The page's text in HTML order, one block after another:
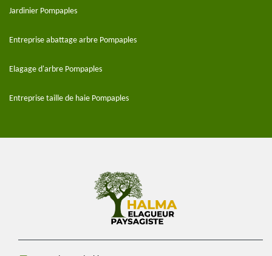
Jardinier Pompaples
Entreprise abattage arbre Pompaples
Elagage d'arbre Pompaples
Entreprise taille de haie Pompaples